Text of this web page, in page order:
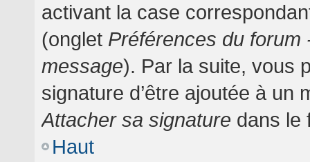
activant la case
(onglet Préférences du
message). Par la suite, vous
signature d’être ajoutée à un
Attacher sa signature dans le
Haut